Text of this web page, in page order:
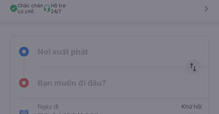
Chắc chắn
có chỗ
Hỗ trợ
24/7
keyboard_arrow_right
Nơi xuất phát
import_export
Bạn muốn đi đâu?
Ngày đi Khứ hồi